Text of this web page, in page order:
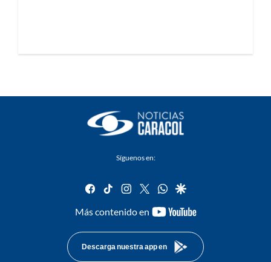
Síguenos en:
facebook
tiktok instagram
twitterwhatsapp
google
Más contenido en
youtube-
Descarga nuestra app en